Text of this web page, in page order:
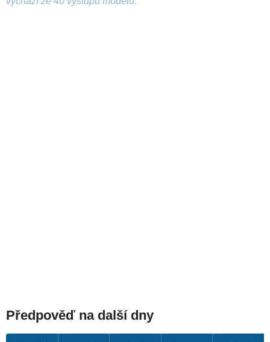
Předpověď na další dny